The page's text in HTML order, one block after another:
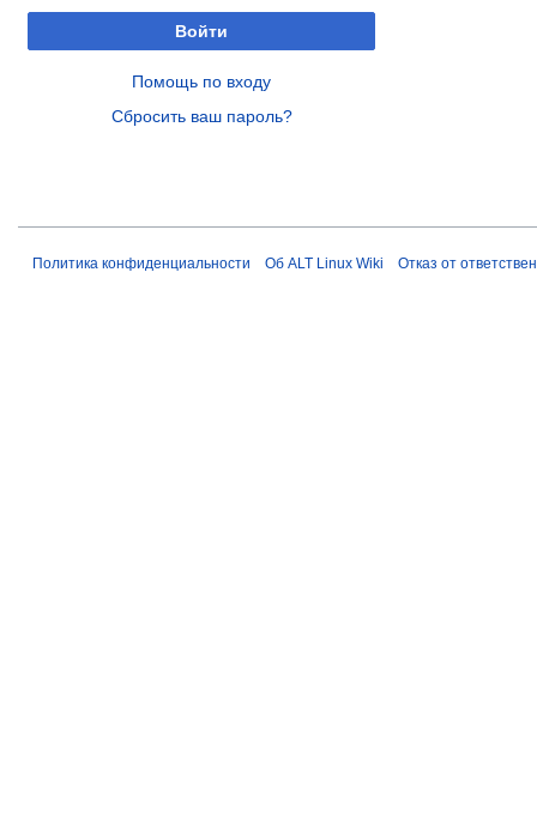
Войти
Помощь по входу
Сбросить ваш пароль?
Политика конфиденциальности Об ALT Linux Wiki Отказ от